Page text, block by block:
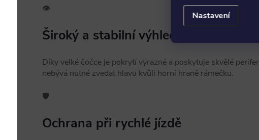
Nastavení
👁️
Široký a stabilní výhled
Díky velké čočce je pokrytí výrazné a poskytuje skvělé
nebývá nutné zvedat hlavu kvůli horní hraně rámečku.
🛡️
Ochrana při rychlé jízdě